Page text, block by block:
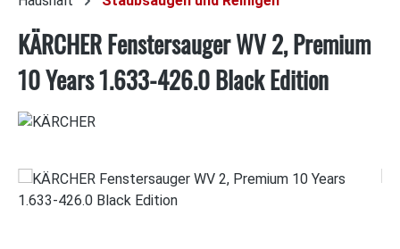
KÄRCHER Fenstersauger WV 2, Premium
10 Years 1.633-426.0 Black Edition
Bildergalerie überspringen